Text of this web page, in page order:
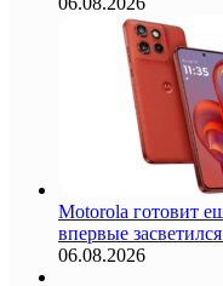
Motorola готовит
впервые
06.08.2026